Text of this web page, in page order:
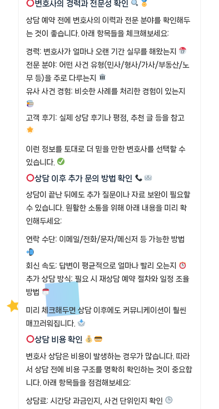
변호사의 경력과 전문성 확인
상담 예약 전에 변호사의 이력과 전문 분야를 확인해두
는 것이 좋습니다. 아래 항목들을 체크해보세요:
경력: 변호사가 얼마나 오랜 기간 실무를 해왔는지
전문 분야: 어떤 사건 유형(민사/형사/가사/부동산/노
무 등)을 주로 다루는지
유사 사건 경험: 비슷한 사례를 처리한 경험이 있는지
고객 후기: 실제 상담 후기나 평점, 추천 글 등을 참고
이런 정보를 토대로 더 믿을 만한 변호사를 선택할 수
있습니다.
상담 이후 추가 문의 방법 확인
상담이 끝난 뒤에도 추가 질문이나 자료 보완이 필요할
수 있습니다. 원활한 소통을 위해 아래 내용을 미리 확
인해두세요:
연락 수단: 이메일/전화/문자/메신저 등 가능한 방법
회신 속도: 답변이 평균적으로 얼마나 빨리 오는지
추가 상담 방식: 필요 시 재상담 예약 절차와 일정 조율
방법
미리 체크해두면 상담 이후에도 커뮤니케이션이 훨씬
매끄러워집니다.
상담 비용 확인
변호사 상담은 비용이 발생하는 경우가 많습니다. 따라
서 상담 전에 비용 구조를 명확히 확인하는 것이 중요합
니다. 아래 항목들을 점검해보세요:
상담료: 시간당 과금인지, 사건 단위인지 확인